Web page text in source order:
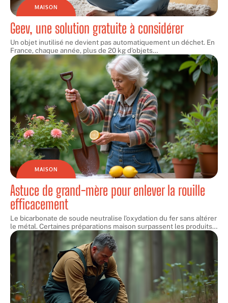
MAISON
Geev, une solution gratuite à considérer
Un objet inutilisé ne devient pas automatiquement un déchet. En
France, chaque année, plus de 20 kg d'objets…
MAISON
Astuce de grand-mère pour enlever la rouille
efficacement
Le bicarbonate de soude neutralise l'oxydation du fer sans altérer
le métal. Certaines préparations maison surpassent les produits…